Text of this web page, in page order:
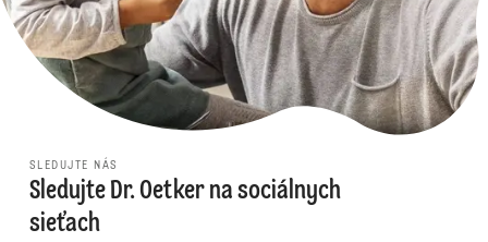
SLEDUJTE NÁS
Sledujte Dr. Oetker na sociálnych
sieťach